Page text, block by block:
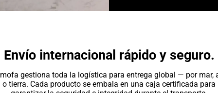
Envío internacional rápido y seguro.
gestiona toda la logística para entrega global — por mar,
o tierra. Cada producto se embala en una caja certificada para